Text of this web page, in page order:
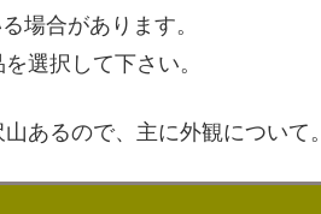
場合があります。
選択して下さい。
あるので、主に外観について。